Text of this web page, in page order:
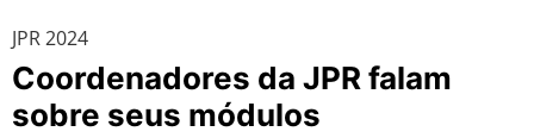
JPR 2024
Coordenadores da JPR falam
sobre seus módulos